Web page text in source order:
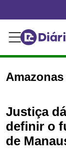
Amazonas
Justiça
definir o
de